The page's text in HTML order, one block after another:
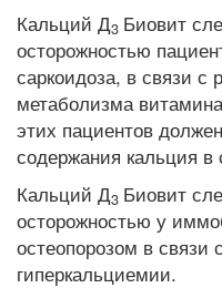
Кальций Д3 Биовит
осторожностью
саркоидоза, в связи с
метаболизма
этих пациентов
содержания кальция в
Кальций Д3 Биовит
осторожностью у
остеопорозом в связи
гиперкальциемии.